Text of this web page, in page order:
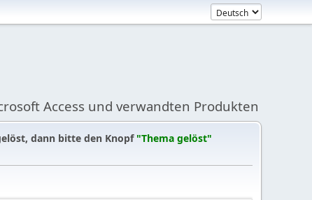
Access und verwandten Produkten
dann bitte den Knopf "Thema gelöst"